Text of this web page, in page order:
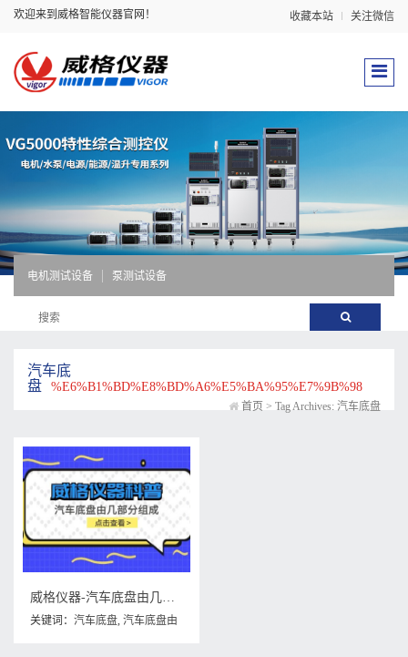
欢迎来到威格智能仪器官网！ 收藏本站 关注微信
电机测试设备 泵测试设备
汽车底
盘
%E6%B1%BD%E8%BD%A6%E5%BA%95%E7%9B%98
首页 > Tag Archives: 汽车底盘
威格仪器-汽车底盘由几部分组成
关键词： 汽车底盘, 汽车底盘由